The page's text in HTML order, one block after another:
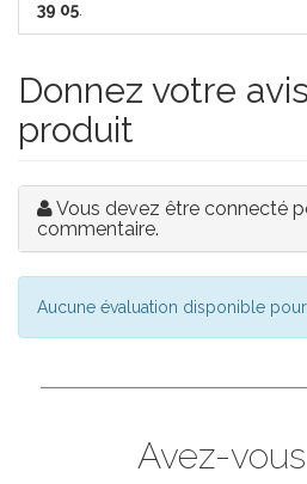
39 05
Donnez votre
produit
Vous devez être connecté
commentaire.
Aucune évaluation disponible
Avez-vous